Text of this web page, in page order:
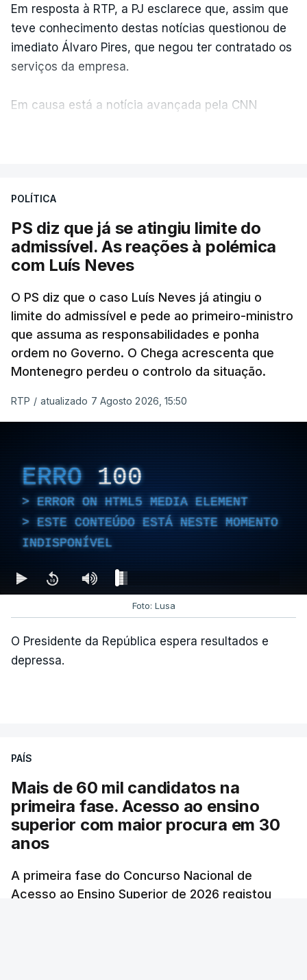
Em resposta à RTP, a PJ esclarece que, assim que
teve conhecimento destas notícias questionou de
imediato Álvaro Pires, que negou ter contratado os
serviços da empresa.
Em causa está a notícia avançada pela CNN
abertura de qualquer processo disciplinar, por não
ter qualquer elemento que indicie a realização
dessas obras.
Empreiteiro da
Construbarcelos também
fez obras na casa do diretor
financeiro da PJ
atualizado 7 Agosto 2026, 14:25
também trabalhou para o
diretor financeiro da PJ
atualizado 7 Agosto 2026, 14:26
POLÍTICA
PS diz que já se atingiu limite do
admissível. As reações à polémica
com Luís Neves
O PS diz que o caso Luís Neves já atingiu o
limite do admissível e pede ao primeiro-ministro
que assuma as responsabilidades e ponha
ordem no Governo. O Chega acrescenta que
Montenegro perdeu o controlo da situação.
RTP / atualizado 7 Agosto 2026, 15:50
ERRO 100
ERROR ON HTML5 MEDIA ELEMENT
ESTE CONTEÚDO ESTÁ NESTE MOMENTO
INDISPONÍVEL
Foto: Lusa
O Presidente da República espera resultados e
depressa.
PAÍS
Mais de 60 mil candidatos na
primeira fase. Acesso ao ensino
superior com maior procura em 30
anos
A primeira fase do Concurso Nacional de
Acesso ao Ensino Superior de 2026 registou